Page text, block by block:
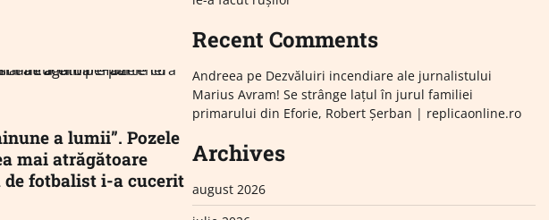
a lumii”. Pozele
mai atrăgătoare
de fotbalist i-a cucerit
Recent Comments
Andreea pe Dezvăluiri incendiare ale jurnalistului
Marius Avram! Se strânge lațul în jurul familiei
primarului din Eforie, Robert Șerban | replicaonline.ro
Archives
august 2026